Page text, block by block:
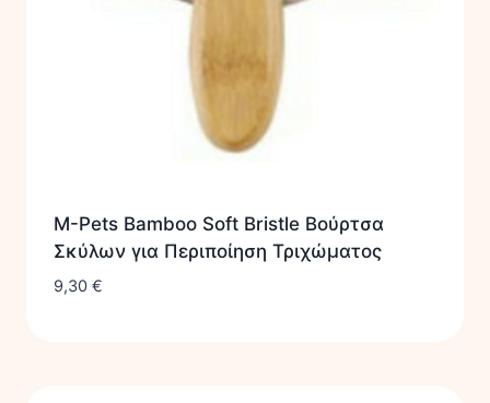
M-Pets Bamboo Soft Bristle Βούρτσα
Σκύλων για Περιποίηση Τριχώματος
9,30 €